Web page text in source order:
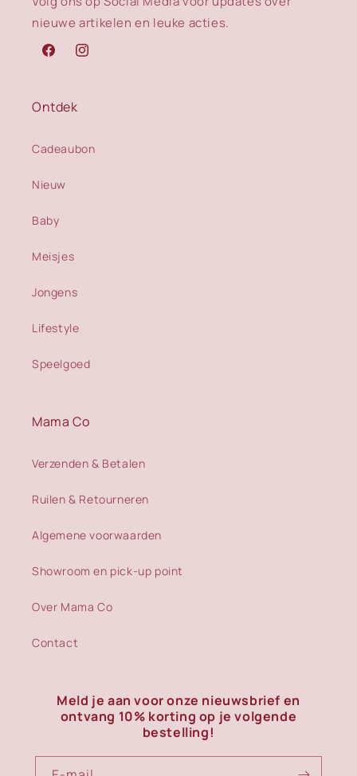
nieuwe artikelen en leuke acties.
FacebookInstagram
Ontdek
Cadeaubon
Nieuw
Baby
Meisjes
Jongens
Lifestyle
Speelgoed
Mama Co
Verzenden & Betalen
Ruilen & Retourneren
Algemene voorwaarden
Showroom en pick-up point
Over Mama Co
Contact
Meld je aan voor onze nieuwsbrief en
ontvang 10% korting op je volgende
bestelling!